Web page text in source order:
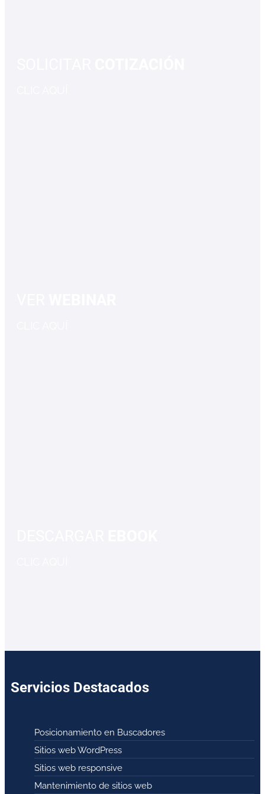
Servicios Destacados
Posicionamiento en Buscadores
Sitios web WordPress
Sitios web responsive
Mantenimiento de sitios web